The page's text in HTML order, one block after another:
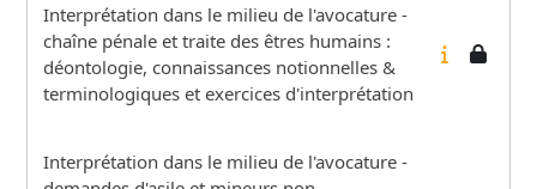
Interprétation dans le milieu de l'avocature -
chaîne pénale et traite des êtres humains :
déontologie, connaissances notionnelles &
terminologiques et exercices d'interprétation
Interprétation dans le milieu de l'avocature -